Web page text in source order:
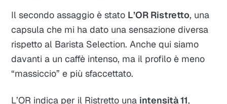
Il secondo assaggio è stato L’OR Ristretto, una
capsula che mi ha dato una sensazione diversa
rispetto al Barista Selection. Anche qui siamo
davanti a un caffè intenso, ma il profilo è meno
“massiccio” e più sfaccettato.
L’OR indica per il Ristretto una intensità 11,